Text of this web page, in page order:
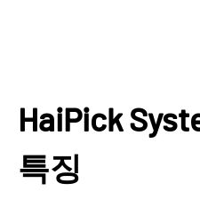
HaiPick
특징